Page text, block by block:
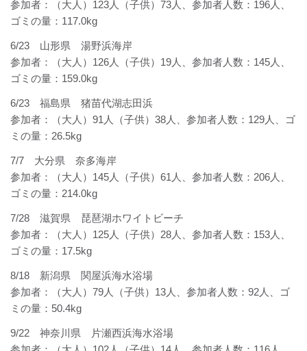
参加者：（大人）123人（子供）73人、参加者人数：196人、
ゴミの量：117.0kg
6/23 山形県 湯野浜海岸
参加者：（大人）126人（子供）19人、参加者人数：145人、
ゴミの量：159.0kg
6/23 福島県 猪苗代湖志田浜
参加者：（大人）91人（子供）38人、参加者人数：129人、ゴ
ミの量：26.5kg
7/7 大分県 奈多海岸
参加者：（大人）145人（子供）61人、参加者人数：206人、
ゴミの量：214.0kg
7/28 滋賀県 琵琶湖ホワイトビーチ
参加者：（大人）125人（子供）28人、参加者人数：153人、
ゴミの量：17.5kg
8/18 新潟県 関屋浜海水浴場
参加者：（大人）79人（子供）13人、参加者人数：92人、ゴ
ミの量：50.4kg
9/22 神奈川県 片瀬西浜海水浴場